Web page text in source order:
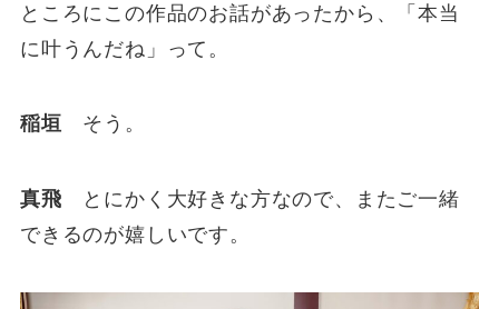
ところにこの作品のお話があったから、「本当
に叶うんだね」って。
稲垣 そう。
真飛 とにかく大好きな方なので、またご一緒
できるのが嬉しいです。